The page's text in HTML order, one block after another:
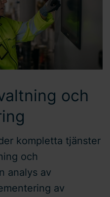
och
kompletta tjänster
och
analys av
av